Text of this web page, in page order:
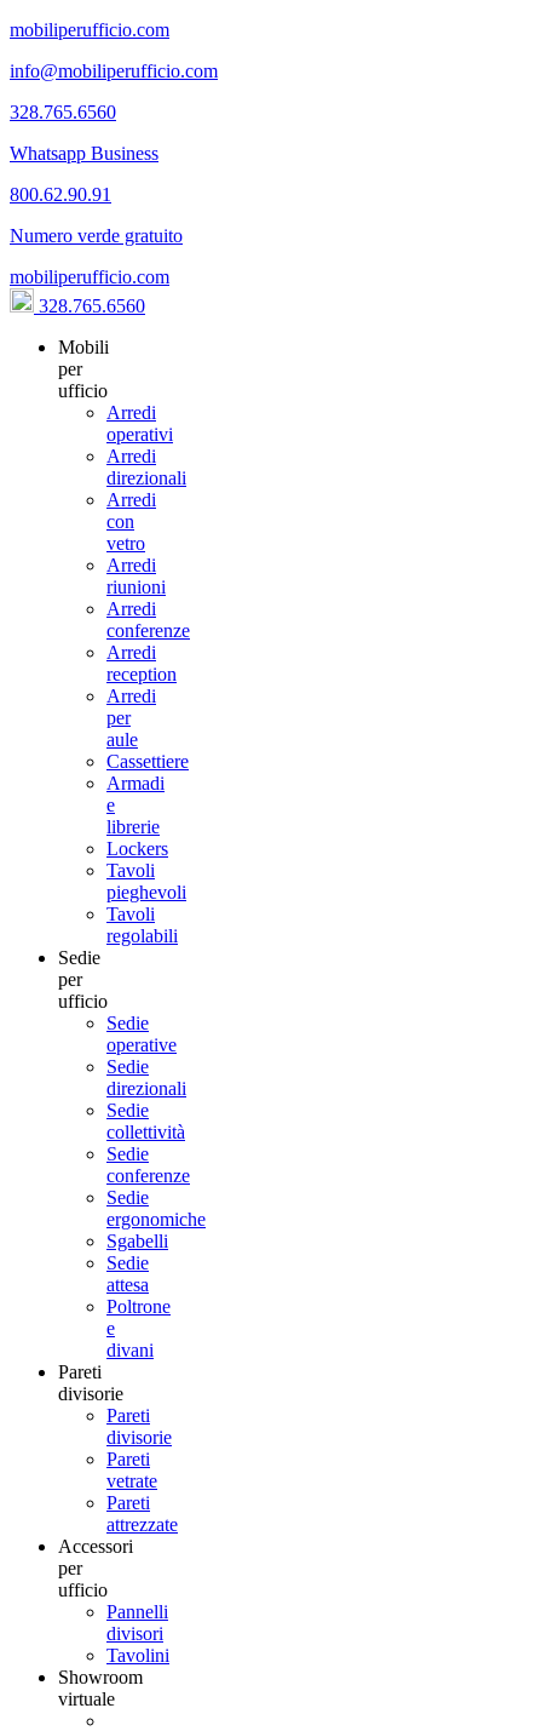
mobiliperufficio.com
info@mobiliperufficio.com
328.765.6560
Whatsapp Business
800.62.90.91
Numero verde gratuito
mobiliperufficio.com
328.765.6560
Mobili
per
ufficio
Arredi
operativi
Arredi
direzionali
Arredi
con
vetro
Arredi
riunioni
Arredi
conferenze
Arredi
reception
Arredi
per
aule
Cassettiere
Armadi
e
librerie
Lockers
Tavoli
pieghevoli
Tavoli
regolabili
Sedie
per
ufficio
Sedie
operative
Sedie
direzionali
Sedie
collettività
Sedie
conferenze
Sedie
ergonomiche
Sgabelli
Sedie
attesa
Poltrone
e
divani
Pareti
divisorie
Pareti
divisorie
Pareti
vetrate
Pareti
attrezzate
Accessori
per
ufficio
Pannelli
divisori
Tavolini
Showroom
virtuale